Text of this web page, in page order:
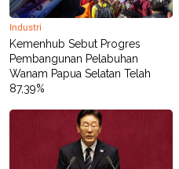
Industri
Kemenhub Sebut Progres
Pembangunan Pelabuhan
Wanam Papua Selatan Telah
87,39%